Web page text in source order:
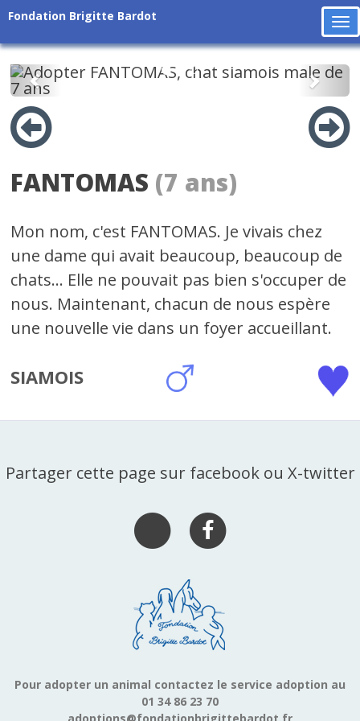
Fondation Brigitte Bardot
Précédent
FANTOMAS (7 ans)
Mon nom, c'est FANTOMAS. Je vivais chez
une dame qui avait beaucoup, beaucoup de
chats... Elle ne pouvait pas bien s'occuper de
nous. Maintenant, chacun de nous espère
une nouvelle vie dans un foyer accueillant.
SIAMOIS
Partager cette page sur facebook ou X-twitter
Pour adopter un animal contactez le service adoption au
01 34 86 23 70